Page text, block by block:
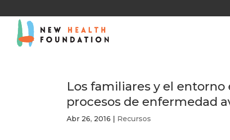
Los familiares y el
procesos de enfermedad
Abr 26, 2016 | Recursos